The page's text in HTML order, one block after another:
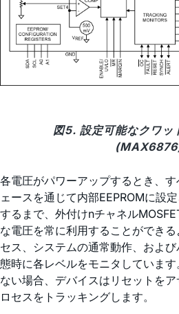
図5. 設定可能なクワッ
(MAX6876)
各電圧がパワーアップするとき、
ェースを通じて内部EEPROMに設
するまで、外付けnチャネル
な電圧を常に利用することができ
セス、システムの通常動作、およ
態時に各レベルをモニタしていま
ない場合、デバイスはリセットを
ロセスをトラッキングします。